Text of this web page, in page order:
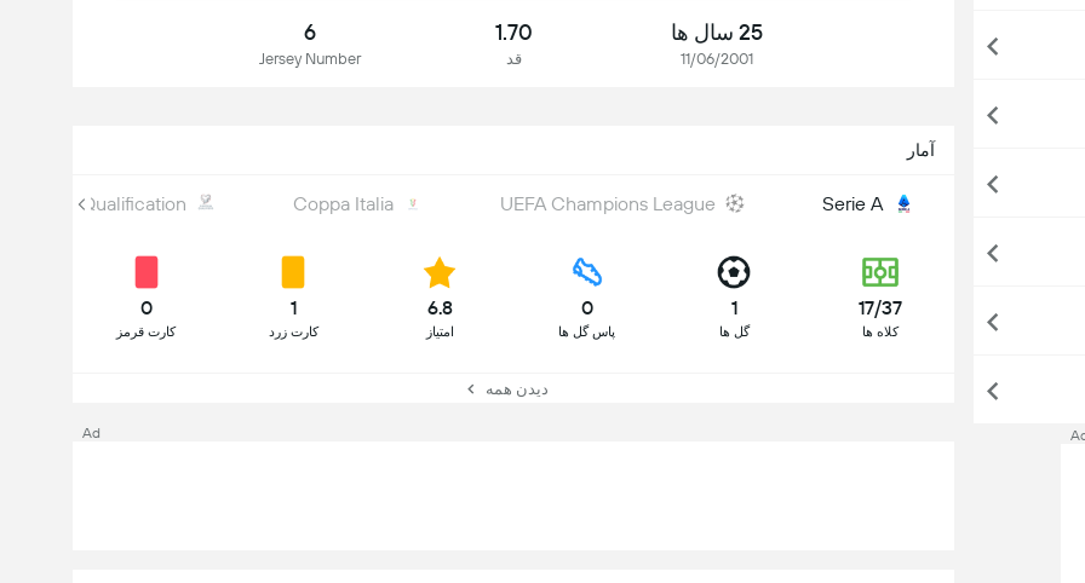
25 سال ها
11/06/2001
1.70
قد
6
Jersey Number
آمار
Serie A
UEFA Champions League
Coppa Italia
WC Qualification
17/37
کلاه ها
1
گل ها
0
پاس گل ها
6.8
امتیاز
1
کارت زرد
0
کارت قرمز
دیدن همه
Ad